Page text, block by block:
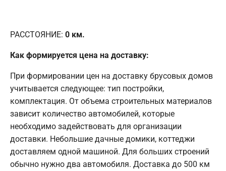
РАССТОЯНИЕ: 0 км.
Как формируется цена на доставку:
При формировании цен на доставку брусовых домов
учитывается следующее: тип постройки,
комплектация. От объема строительных материалов
зависит количество автомобилей, которые
необходимо задействовать для организации
доставки. Небольшие дачные домики, коттеджи
доставляем одной машиной. Для больших строений
обычно нужно два автомобиля. Доставка до 500 км